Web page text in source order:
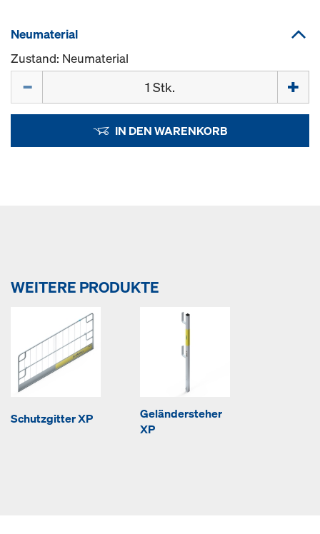
Neumaterial
Zustand: Neumaterial
IN DEN WARENKORB
WEITERE PRODUKTE
Schutzgitter XP
Geländersteher
XP